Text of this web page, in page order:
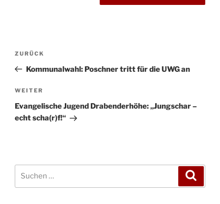
Beitragsnavigation
Vorheriger
Beitrag
ZURÜCK
Kommunalwahl: Poschner tritt für die UWG an
Nächster
Beitrag
WEITER
Evangelische Jugend Drabenderhöhe: „Jungschar –
echt scha(r)f!“